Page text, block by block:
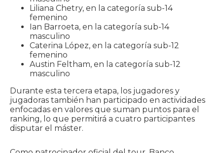
Liliana Chetry, en la categoría sub-14
femenino
Ian Barroeta, en la categoría sub-14
masculino
Caterina López, en la categoría sub-12
femenino
Austin Feltham, en la categoría sub-12
masculino
Durante esta tercera etapa, los jugadores y
jugadoras también han participado en actividades
enfocadas en valores que suman puntos para el
ranking, lo que permitirá a cuatro participantes
disputar el máster.